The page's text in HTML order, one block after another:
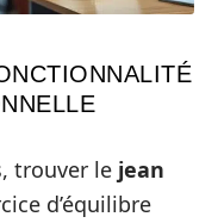
trouver le jean
d’équilibre